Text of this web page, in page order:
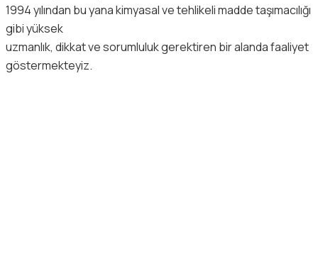
1994 yılından bu yana kimyasal ve tehlikeli madde taşımacılığı
gibi yüksek
uzmanlık, dikkat ve sorumluluk gerektiren bir alanda faaliyet
göstermekteyiz.